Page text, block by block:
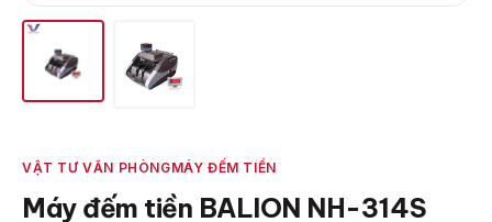
VẬT TƯ VĂN PHÒNGMÁY ĐẾM TIỀN
Máy đếm tiền BALION NH-314S